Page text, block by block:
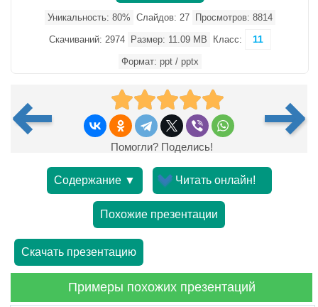
Уникальность: 80% Слайдов: 27 Просмотров: 8814
Скачиваний: 2974 Размер: 11.09 MB Класс: 11
Формат: ppt / pptx
Помогли? Поделись!
Содержание ▼ Читать онлайн!
Похожие презентации
Скачать презентацию
Примеры похожих презентаций